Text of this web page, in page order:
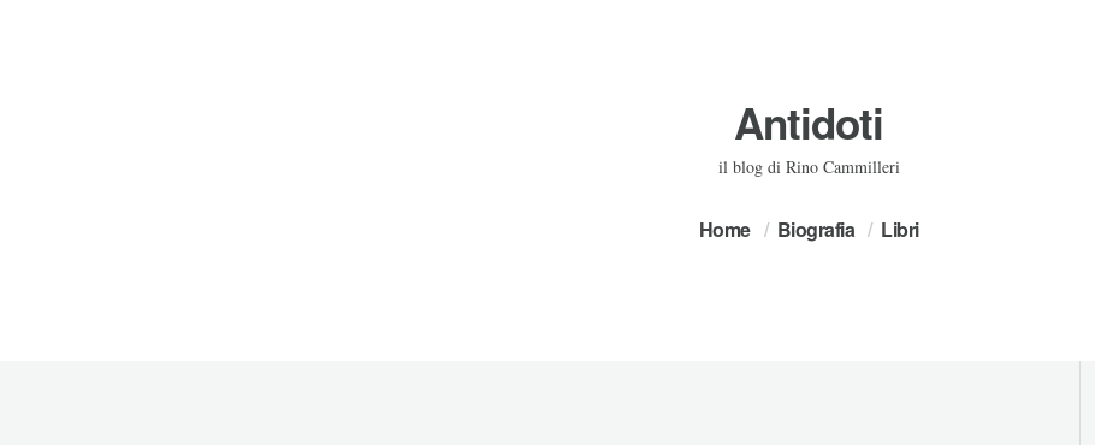
Antidoti
il blog di Rino Cammilleri
Home Biografia Libri